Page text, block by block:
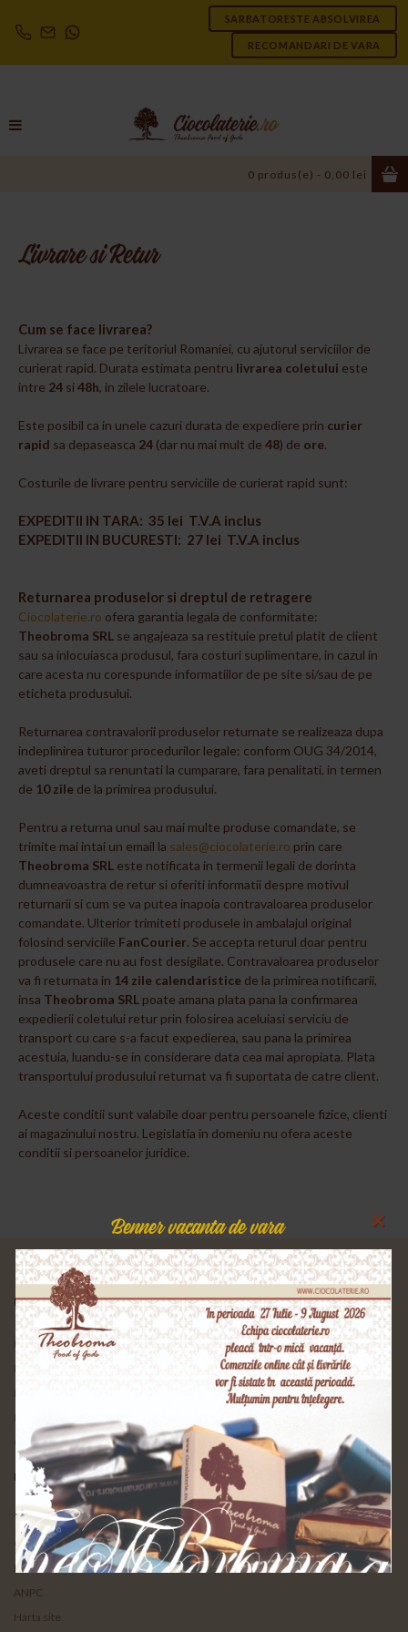
Benner vacanta de vara ×
SARBATORESTE ABSOLVIREA
RECOMANDARI DE VARA
0 produs(e) - 0,00 lei
Livrare si Retur
Cum se face livrarea?
Livrarea se face pe teritoriul Romaniei, cu ajutorul serviciilor de
curierat rapid. Durata estimata pentru livrarea coletului este
intre 24 si48h, in zilele lucratoare.
Este posibil ca in unele cazuri durata de expediere prin curier
rapid sa depaseasca 24 (dar nu mai mult de 48) de ore.
Costurile de livrare pentru serviciile de curierat rapid sunt:
EXPEDITII IN TARA: 35 lei T.V.A inclus
EXPEDITII IN BUCURESTI: 27 lei T.V.A inclus
Returnarea produselor si dreptul de retragere
Ciocolaterie.ro ofera garantia legala de conformitate:
Theobroma SRL se angajeaza sa restituie pretul platit de client
sau sa inlocuiasca produsul, fara costuri suplimentare, in cazul in
care acesta nu corespunde informatiilor de pe site si/sau de pe
eticheta produsului.
Returnarea contravalorii produselor returnate se realizeaza dupa
indeplinirea tuturor procedurilor legale: conform OUG 34/2014,
aveti dreptul sa renuntati la cumparare, fara penalitati, in termen
de 10 zile de la primirea produsului.
Pentru a returna unul sau mai multe produse comandate, se
trimite mai intai un email la sales@ciocolaterie.ro prin care
Theobroma SRL este notificata in termenii legali de dorinta
dumneavoastra de retur si oferiti informatii despre motivul
returnarii si cum se va putea inapoia contravaloarea produselor
comandate. Ulterior trimiteti produsele in ambalajul original
folosind serviciile FanCourier. Se accepta returul doar pentru
produsele care nu au fost desigilate. Contravaloarea produselor
va fi returnata in 14 zile calendaristice de la primirea notificarii,
insa Theobroma SRL poate amana plata pana la confirmarea
expedierii coletului retur prin folosirea aceluiasi serviciu de
transport cu care s-a facut expedierea, sau pana la primirea
acestuia, luandu-se in considerare data cea mai apropiata. Plata
transportului produsului returnat va fi suportata de catre client.
Aceste conditii sunt valabile doar pentru persoanele fizice, clienti
ai magazinului nostru. Legislatia in domeniu nu ofera aceste
conditii si persoanelor juridice.
DESPRE NOI
Home
Despre Noi
Impachetari Cadou
Personalizari
Glosar de Termeni
LEGAL
Termeni si Conditii
Confidentialitate
Livrare si Retur
ANPC
Harta site